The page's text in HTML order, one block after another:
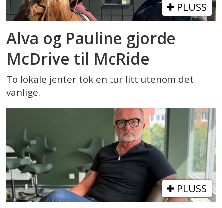
PLUSS
Alva og Pauline gjorde
McDrive til McRide
To lokale jenter tok en tur litt utenom det
vanlige.
PLUSS